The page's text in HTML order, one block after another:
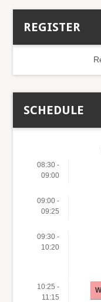
REGISTER
SCHEDULE
08:30 -
09:00
09:00 -
09:25
09:30 -
10:20
10:25 -
11:15